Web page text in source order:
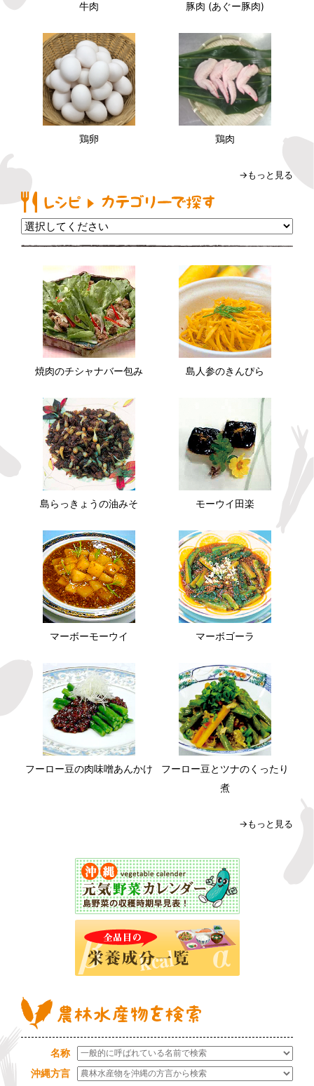
牛肉 豚肉 (あぐー豚肉)
鶏卵 鶏肉
→もっと見る
焼肉のチシャナバー包み 島人参のきんぴら
島らっきょうの油みそ モーウイ田楽
マーボーモーウイ マーボゴーラ
フーロー豆の肉味噌あんかけ
フーロー豆とツナのくったり
煮
→もっと見る
名称
沖縄方言